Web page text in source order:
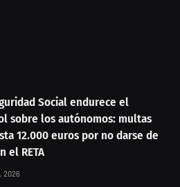
Social endurece el
sobre los autónomos: multas
12.000 euros por no darse de
el RETA
2026